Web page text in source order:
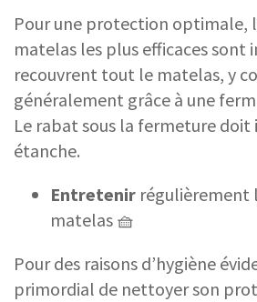
Pour une protection optimale,
matelas les plus efficaces sont
recouvrent tout le matelas, y
généralement grâce à une
Le rabat sous la fermeture
étanche.
Entretenir régulièrement
matelas 🧺
Pour des raisons d’hygiène
primordial de nettoyer son